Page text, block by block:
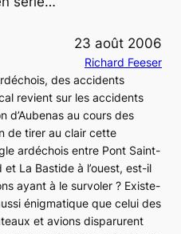
23 août 2006
Richard Feeser
des accidents
revient sur les accidents
d’Aubenas au cours des
de tirer au clair cette
ardéchois entre Pont Saint-
La Bastide à l’ouest, est-il
ayant à le survoler ? Existe-
énigmatique que celui des
et avions disparurent